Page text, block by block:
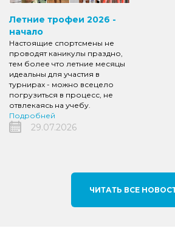
Летние трофеи 2026 -
начало
Настоящие спортсмены не
проводят каникулы праздно,
тем более что летние месяцы
идеальны для участия в
турнирах - можно всецело
погрузиться в процесс, не
отвлекаясь на учебу.
Подробней
29.07.2026
ЧИТАТЬ ВСЕ